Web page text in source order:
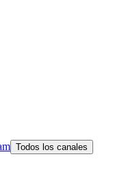
Todos los canales